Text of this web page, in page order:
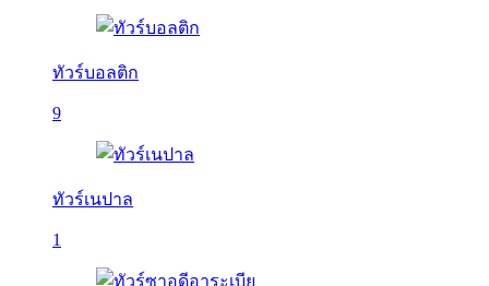
ทัวร์บอลติก
9
ทัวร์เนปาล
1